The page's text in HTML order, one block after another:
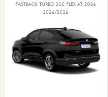
FASTBACK TURBO 200 FLEX AT 2026
2026/2026